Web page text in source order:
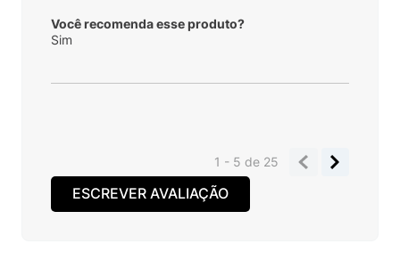
Você recomenda esse produto?
Sim
1 - 5de 25
ESCREVER AVALIAÇÃO